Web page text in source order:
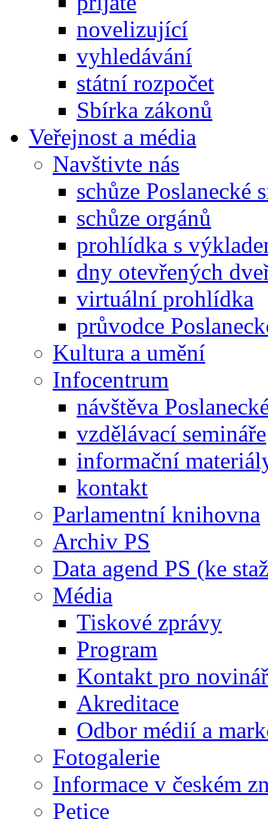
novelizující
vyhledávání
státní rozpočet
Sbírka zákonů
Veřejnost a média
Navštivte nás
schůze Poslanecké
schůze orgánů
prohlídka s
dny otevřených
virtuální prohlídka
průvodce
Kultura a umění
Infocentrum
návštěva
vzdělávací semináře
informační
kontakt
Parlamentní knihovna
Archiv PS
Data agend PS (ke
Média
Tiskové zprávy
Program
Kontakt pro
Akreditace
Odbor médií a
Fotogalerie
Informace v českém
Petice